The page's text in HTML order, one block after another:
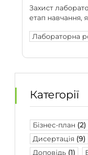
Захист
етап навчання,
Лабораторна
Категорії
Бізнес-план (2)
Дисертація (9)
Доповідь (1)